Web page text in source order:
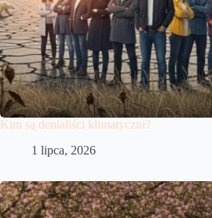
Kim są denialiści klimatyczni?
1 lipca, 2026